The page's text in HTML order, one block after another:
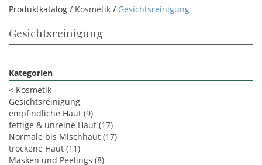
Produktkatalog / Kosmetik / Gesichtsreinigung
Gesichtsreinigung
Kategorien
< Kosmetik
Gesichtsreinigung
empfindliche Haut (9)
fettige & unreine Haut (17)
Normale bis Mischhaut (17)
trockene Haut (11)
Masken und Peelings (8)